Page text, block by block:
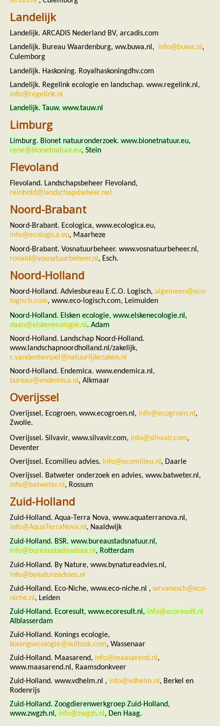
zoonose info (rabies, corona, etc)
rapporten
Handleiding
Overig
Forum
Naar het forum
Landelijk
Landelijk. ARCADIS Nederland BV, arcadis.com
Landelijk. Bureau Waardenburg, ww.buwa.nl,
info@buwa.nl ,
Culemborg
Landelijk. Haskoning. Royalhaskoningdhv.com
Landelijk. Regelink ecologie en landschap. www.regelink.nl,
info@regelink.nl
Landelijk. Tauw. www.tauw.nl
Limburg
Limburg. Bionet natuuronderzoek. www.bionetnatuur.eu,
rene@bionetnatuur.eu, Stein
Flevoland
Flevoland. Landschapsbeheer Flevoland,
reinhold@landschapsbeheer.net
Noord-Brabant
Noord-Brabant. Ecologica, www.ecologica.eu,
info@ecologica.eu, Maarheze
Noord-Brabant. Vosnatuurbeheer. www.vosnatuurbeheer.nl,
ronald@vosnatuurbeheer.nl, Esch.
Noord-Holland
Noord-Holland. Adviesbureau E.C.O. Logisch, algemeen@eco-
logisch.com, www.eco-logisch.com, Leimuiden
Noord-Holland. Elsken ecologie, www.elskenecologie.nl,
daan@elskenecologie.nl . Adam
Noord-Holland. Landschap Noord-Holland.
www.landschapnoordholland.nl/zakelijk,
c.vandentempel@natuurlijkezaken.nl
Noord-Holland. Endemica. www.endemica.nl,
bureau@endemica.nl , Alkmaar
Overijssel
Overijssel, Ecogroen, www.ecogroen.nl, info@ecogroen.nl ,
Zwolle.
Overijssel. Silvavir, www.silvavir.com, info@silvavir.com,
Deventer
Overijssel. Ecomilieu advies. info@ecomilieu.nl , Daarle
Overijssel. Batweter onderzoek en advies, www.batweter.nl,
info@batweter.nl , Rossum
Zuid-Holland
Zuid-Holland. Aqua-Terra Nova, www.aquaterranova.nl,
info@AquaTerraNova.nl , Naaldwijk
Zuid-Holland. BSR. www.bureaustadsnatuur.nl,
info@bureaustadsnatuur.nl, Rotterdam
Zuid-Holland. By Nature, www.bynatureadvies.nl,
info@bynatureadvies.nl
Zuid-Holland. Eco-Niche, www.eco-niche.nl , wrvanesch@eco-
niche.nl, Leiden
Zuid-Holland. Ecoresult, www.ecoresult.nl, info@ecoresult.nl
Alblasserdam
Zuid-Holland. Konings ecologie,
koningsecologie@outlook.com, Wassenaar
Zuid-Holland. Maasarend, info@maasarend.nl,
www.maasarend.nl, Raamsdonkveer
Zuid-Holland. www.vdhelm.nl , info@vdhelm.nl, Berkel en
Rodenrijs
Zuid-Holland. Zoogdierenwerkgroep Zuid-Holland,
www.zwgzh.nl, info@zwgzh.nl, Den Haag.